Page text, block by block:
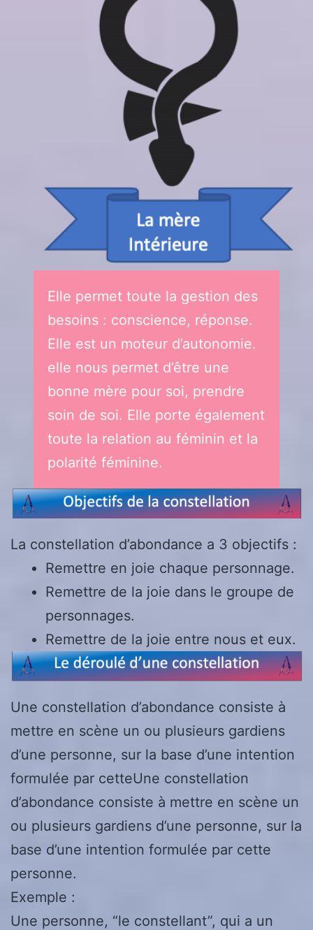
Elle permet toute la gestion des
besoins : conscience, réponse.
Elle est un moteur d’autonomie.
elle nous permet d’être une
bonne mère pour soi, prendre
soin de soi. Elle porte également
toute la relation au féminin et la
polarité féminine.
La constellation d’abondance a 3 objectifs :
Remettre en joie chaque personnage.
Remettre de la joie dans le groupe de
personnages.
Remettre de la joie entre nous et eux.
Une constellation d’abondance consiste à
mettre en scène un ou plusieurs gardiens
d’une personne, sur la base d’une intention
formulée par cetteUne constellation
d’abondance consiste à mettre en scène un
ou plusieurs gardiens d’une personne, sur la
base d’une intention formulée par cette
personne.
Exemple :
Une personne, “le constellant”, qui a un